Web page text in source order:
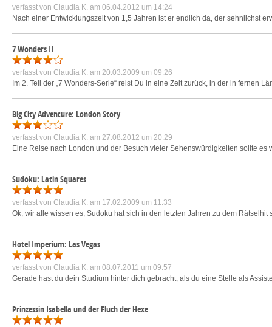
verfasst von Claudia K. am 06.04.2012 um 14:24
Nach einer Entwicklungszeit von 1,5 Jahren ist er endlich da, der sehnlichst
7 Wonders II
verfasst von Claudia K. am 20.03.2009 um 09:26
Im 2. Teil der „7 Wonders-Serie“ reist Du in eine Zeit zurück, in der in fernen
Big City Adventure: London Story
verfasst von Claudia K. am 27.08.2012 um 20:29
Eine Reise nach London und der Besuch vieler Sehenswürdigkeiten sollte
Sudoku: Latin Squares
verfasst von Claudia K. am 17.02.2009 um 11:33
Ok, wir alle wissen es, Sudoku hat sich in den letzten Jahren zu dem
Hotel Imperium: Las Vegas
verfasst von Claudia K. am 08.07.2011 um 09:57
Gerade hast du dein Studium hinter dich gebracht, als du eine Stelle als
Prinzessin Isabella und der Fluch der Hexe